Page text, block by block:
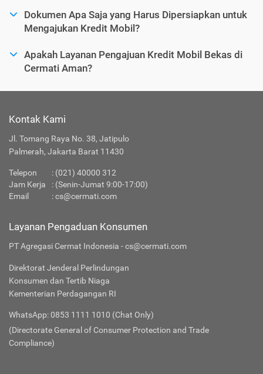
Dokumen Apa Saja yang Harus Dipersiapkan untuk
Mengajukan Kredit Mobil?
Apakah Layanan Pengajuan Kredit Mobil Bekas di
Cermati Aman?
Kontak Kami
Jl. Tomang Raya No. 38, Jatipulo
Palmerah, Jakarta Barat 11430
Telepon : (021) 40000 312
Jam Kerja
: (Senin-Jumat 9:00-17:00)
Email
:cs@cermati.com
Layanan Pengaduan Konsumen
PT Agregasi Cermat Indonesia - cs@cermati.com
Direktorat Jenderal Perlindungan
Konsumen dan Tertib Niaga
Kementerian Perdagangan RI
WhatsApp: 0853 1111 1010 (Chat Only)
(Directorate General of Consumer Protection and Trade
Compliance)